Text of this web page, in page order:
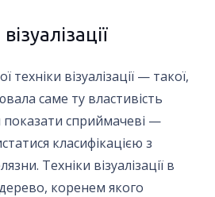
візуалізації — такої,
саме ту властивість
показати сприймачеві —
класифікацією з
Техніки візуалізації в
коренем якого